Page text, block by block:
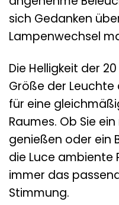
sich Gedanken
Lampenwechsel
Die Helligkeit der
Größe der
für eine
Raumes. Ob Sie
genießen oder ein
die Luce ambiente
immer das
Stimmung.